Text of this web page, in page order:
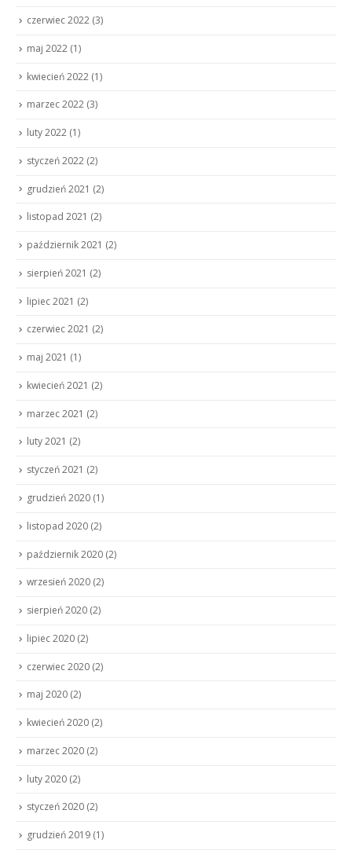
czerwiec 2022 (3)
maj 2022 (1)
kwiecień 2022 (1)
marzec 2022 (3)
luty 2022 (1)
styczeń 2022 (2)
grudzień 2021 (2)
listopad 2021 (2)
październik 2021 (2)
sierpień 2021 (2)
lipiec 2021 (2)
czerwiec 2021 (2)
maj 2021 (1)
kwiecień 2021 (2)
marzec 2021 (2)
luty 2021 (2)
styczeń 2021 (2)
grudzień 2020 (1)
listopad 2020 (2)
październik 2020 (2)
wrzesień 2020 (2)
sierpień 2020 (2)
lipiec 2020 (2)
czerwiec 2020 (2)
maj 2020 (2)
kwiecień 2020 (2)
marzec 2020 (2)
luty 2020 (2)
styczeń 2020 (2)
grudzień 2019 (1)